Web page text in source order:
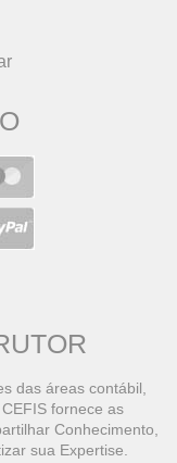
das áreas contábil,
fornece as
Conhecimento,
sua Expertise.